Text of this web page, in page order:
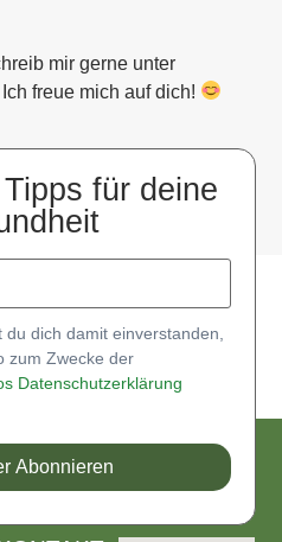
mir gerne unter
Ich freue mich auf dich!
für deine
dich damit einverstanden,
zum Zwecke der
Datenschutzerklärung
Abonnieren